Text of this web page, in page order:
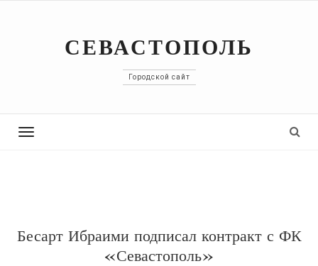
СЕВАСТОПОЛЬ
Городской сайт
Toggle
Бесарт Ибраими подписал контракт с ФК
«Севастополь»